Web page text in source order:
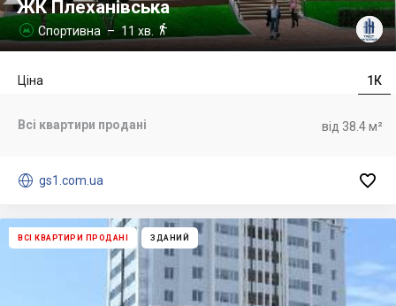
ЖК Плеханівська
 Спортивна – 11 хв. 
1К
Ціна
від 38.4 м²
Всі квартири продані
 gs1.com.ua 
ВСІ КВАРТИРИ ПРОДАНІ ЗДАНИЙ